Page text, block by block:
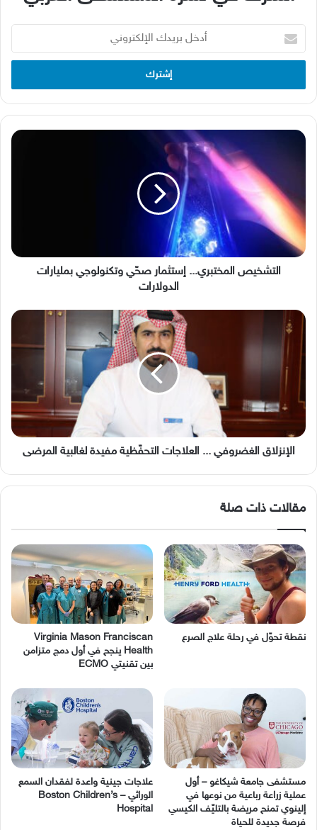
بريدك
الإلكتروني
التشخيص
وتكنولوجي
بمليارات
الدولارات
التشخيص المختبري... إستثمار صحّي وتكنولوجي بمليارات
الدولارات
الإنزلاق
الغضروفي
التحفّظية
لغالبية
المرضى
الإنزلاق الغضروفي ... العلاجات التحفّظية مفيدة لغالبية المرضى
مقالات ذات صلة
نقطة تحوّل في رحلة علاج الصرع
Virginia Mason Franciscan
Health ينجح في أول دمج متزامن
بين تقنيتي ECMO
مستشفى جامعة شيكاغو – أول
عملية زراعة رباعية من نوعها في
إلينوي تمنح مريضة بالتليّف الكيسي
فرصة جديدة للحياة
‬الوراثي – Boston Children’s
Hospital